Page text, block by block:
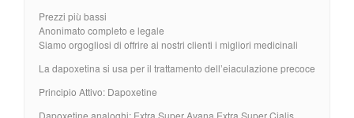
Prezzi più bassi
Anonimato completo e legale
Siamo orgogliosi di offrire ai nostri clienti i migliori medicinali
La dapoxetina si usa per il trattamento dell’eiaculazione precoce
Principio Attivo: Dapoxetine
Dapoxetine analoghi: Extra Super Avana Extra Super Cialis